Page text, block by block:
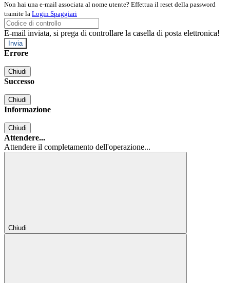
Non hai una e-mail associata al nome utente? Effettua il reset della password
tramite la Login Spaggiari
E-mail inviata, si prega di controllare la casella di posta elettronica!
Errore
Chiudi
Successo
Chiudi
Informazione
Chiudi
Attendere...
Attendere il completamento dell'operazione...
Chiudi